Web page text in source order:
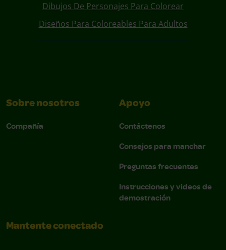
Dibujos De Personajes Para Colorear
Diseños Para Coloreables Para Adultos
Sobre nosotros
Compañía
Apoyo
Contáctenos
Consejos para manchar
Preguntas frecuentes
Instrucciones y videos de
demostración
Mantente conectado